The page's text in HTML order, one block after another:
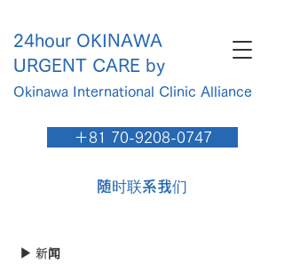
24hour OKINAWA
URGENT CARE by
Okinawa International Clinic​ Alliance
＋81 70-9208-0747
随时联系我们
▶︎ 新闻